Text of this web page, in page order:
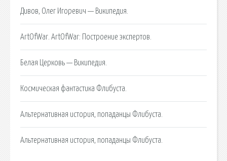
Дивов, Олег Игоревич — Википедия.
ArtOfWar. ArtOfWar: Построение экспертов.
Белая Церковь — Википедия.
Космическая фантастика Флибуста.
Альтернативная история, попаданцы Флибуста.
Альтернативная история, попаданцы Флибуста.